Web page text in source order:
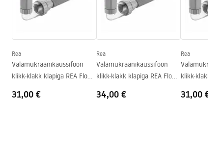
Laius
360mm
Kõrgus
120
Kuju
Kraani auk
Ei
Garantiitingimused
Rea
Valamukraanikaussifoon
klikk-klakk klapiga REA Flow
31,00 €
Rea
Valamukraanikaussifoon
klikk-klakk klapiga REA Flow
34,00 €
Rea
klikk-klakk
31,00 €